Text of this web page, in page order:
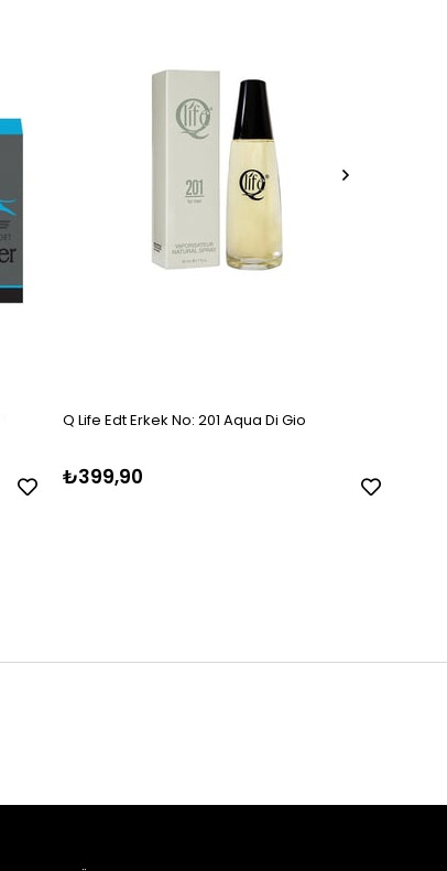
Q Life Edt Erkek No: 201 Aqua Di Gio
₺399,90